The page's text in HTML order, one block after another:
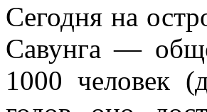
Сегодня на
Савунга —
1000 человек